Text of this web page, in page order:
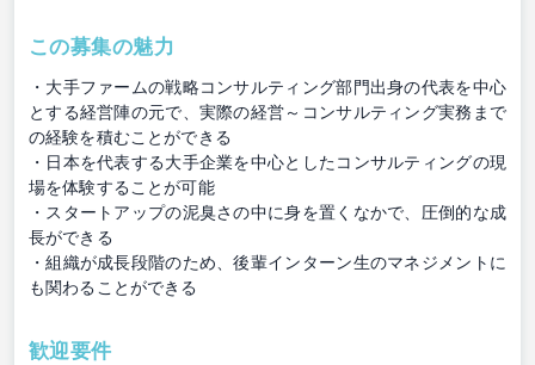
この募集の魅力
・大手ファームの戦略コンサルティング部門出身の代表を中心
とする経営陣の元で、実際の経営～コンサルティング実務まで
の経験を積むことができる
・日本を代表する大手企業を中心としたコンサルティングの現
場を体験することが可能
・スタートアップの泥臭さの中に身を置くなかで、圧倒的な成
長ができる
・組織が成長段階のため、後輩インターン生のマネジメントに
も関わることができる
歓迎要件